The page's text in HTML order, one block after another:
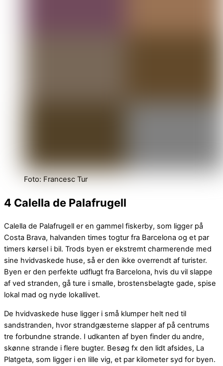
Foto: Francesc Tur
4 Calella de Palafrugell
Calella de Palafrugell er en gammel fiskerby, som ligger på
Costa Brava, halvanden times togtur fra Barcelona og et par
timers kørsel i bil. Trods byen er ekstremt charmerende med
sine hvidvaskede huse, så er den ikke overrendt af turister.
Byen er den perfekte udflugt fra Barcelona, hvis du vil slappe
af ved stranden, gå ture i smalle, brostensbelagte gade, spise
lokal mad og nyde lokallivet.
De hvidvaskede huse ligger i små klumper helt ned til
sandstranden, hvor strandgæsterne slapper af på centrums
tre forbundne strande. I udkanten af byen finder du andre,
skønne strande i flere bugter. Besøg fx den lidt afsides, La
Platgeta, som ligger i en lille vig, et par kilometer syd for byen.